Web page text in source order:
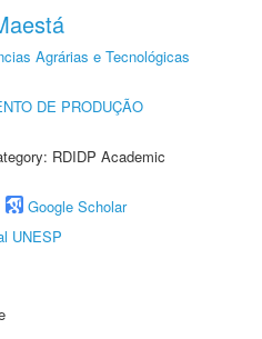
Agrárias e Tecnológicas
DE PRODUÇÃO
RDIDP Academic
Google Scholar
UNESP